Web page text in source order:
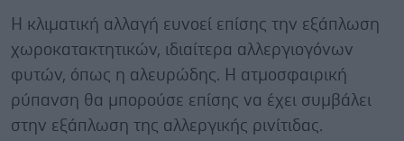
Η κλιματική αλλαγή ευνοεί επίσης την εξάπλωση
χωροκατακτητικών, ιδιαίτερα αλλεργιογόνων
φυτών, όπως η αλευρώδης. Η ατμοσφαιρική
ρύπανση θα μπορούσε επίσης να έχει συμβάλει
στην εξάπλωση της αλλεργικής ρινίτιδας.